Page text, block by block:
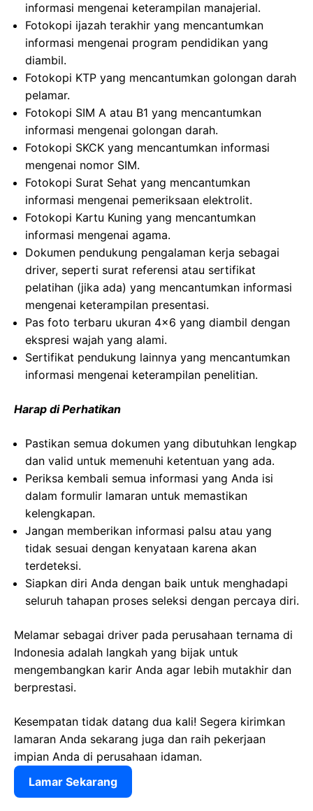
informasi mengenai keterampilan manajerial.
Fotokopi ijazah terakhir yang mencantumkan
informasi mengenai program pendidikan yang
diambil.
Fotokopi KTP yang mencantumkan golongan darah
pelamar.
Fotokopi SIM A atau B1 yang mencantumkan
informasi mengenai golongan darah.
Fotokopi SKCK yang mencantumkan informasi
mengenai nomor SIM.
Fotokopi Surat Sehat yang mencantumkan
informasi mengenai pemeriksaan elektrolit.
Fotokopi Kartu Kuning yang mencantumkan
informasi mengenai agama.
Dokumen pendukung pengalaman kerja sebagai
driver, seperti surat referensi atau sertifikat
pelatihan (jika ada) yang mencantumkan informasi
mengenai keterampilan presentasi.
Pas foto terbaru ukuran 4×6 yang diambil dengan
ekspresi wajah yang alami.
Sertifikat pendukung lainnya yang mencantumkan
informasi mengenai keterampilan penelitian.
Harap di Perhatikan
Pastikan semua dokumen yang dibutuhkan lengkap
dan valid untuk memenuhi ketentuan yang ada.
Periksa kembali semua informasi yang Anda isi
dalam formulir lamaran untuk memastikan
kelengkapan.
Jangan memberikan informasi palsu atau yang
tidak sesuai dengan kenyataan karena akan
terdeteksi.
Siapkan diri Anda dengan baik untuk menghadapi
seluruh tahapan proses seleksi dengan percaya diri.
Melamar sebagai driver pada perusahaan ternama di
Indonesia adalah langkah yang bijak untuk
mengembangkan karir Anda agar lebih mutakhir dan
berprestasi.
Kesempatan tidak datang dua kali! Segera kirimkan
lamaran Anda sekarang juga dan raih pekerjaan
impian Anda di perusahaan idaman.
Lamar Sekarang